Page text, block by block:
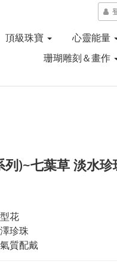
頂級珠寶 心靈能量
珊瑚雕刻＆畫作
列)~七葉草 淡水
花
珍珠
質配戴